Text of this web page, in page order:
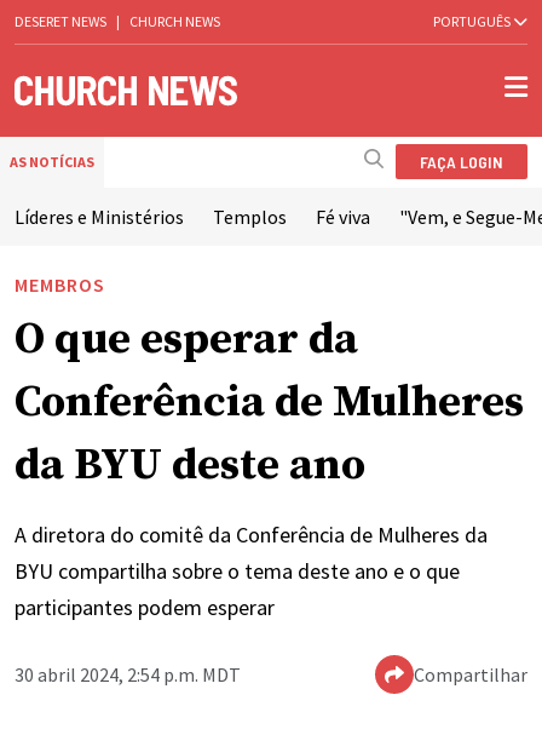
DESERET NEWS | CHURCH NEWS PORTUGUÊS
AS NOTÍCIAS FAÇA LOGIN
Líderes e Ministérios Templos Fé viva "Vem, e Segue-
MEMBROS
O que esperar da
Conferência de Mulheres
da BYU deste ano
A diretora do comitê da Conferência de Mulheres da
BYU compartilha sobre o tema deste ano e o que
participantes podem esperar
30 abril 2024, 2:54 p.m. MDT Compartilhar